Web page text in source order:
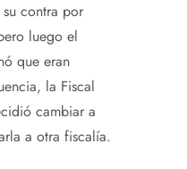
su contra por
luego el
que eran
la Fiscal
cambiar a
a otra fiscalía.